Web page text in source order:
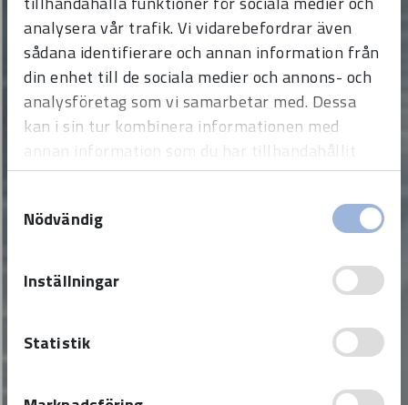
analysera vår trafik. Vi vidarebefordrar även
sådana identifierare och annan information från
din enhet till de sociala medier och annons- och
analysföretag som vi samarbetar med. Dessa
kan i sin tur kombinera informationen med
annan information som du har tillhandahållit
eller som de har samlat in när du har använt
Samtyckesval
Nödvändig
Inställningar
Statistik